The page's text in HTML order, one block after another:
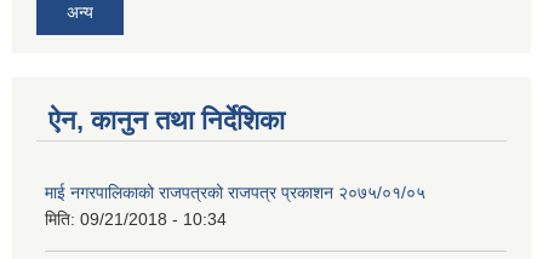
अन्य
ऐन, कानुन तथा निर्देशिका
माई नगरपालिकाको राजपत्रको राजपत्र प्रकाशन २०७५/०१/०५
मिति: 09/21/2018 - 10:34